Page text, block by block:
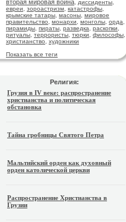
вторая мировая война диссиденты
евреи
зороастризм катастрофы
крымские татары масоны мировое
правительство
монархи монголы орда
пирамиды пираты разведка раскопки
ритуалы террористы тюрки философы
христианство
художники
Показать все теги
Религия:
Грузия в IV веке: распространение
христианства и политическая
обстановка
Тайна гробницы Святого Петра
Мальтийский орден как духовный
орден католической церкви
Распространение Христианства в
Грузии